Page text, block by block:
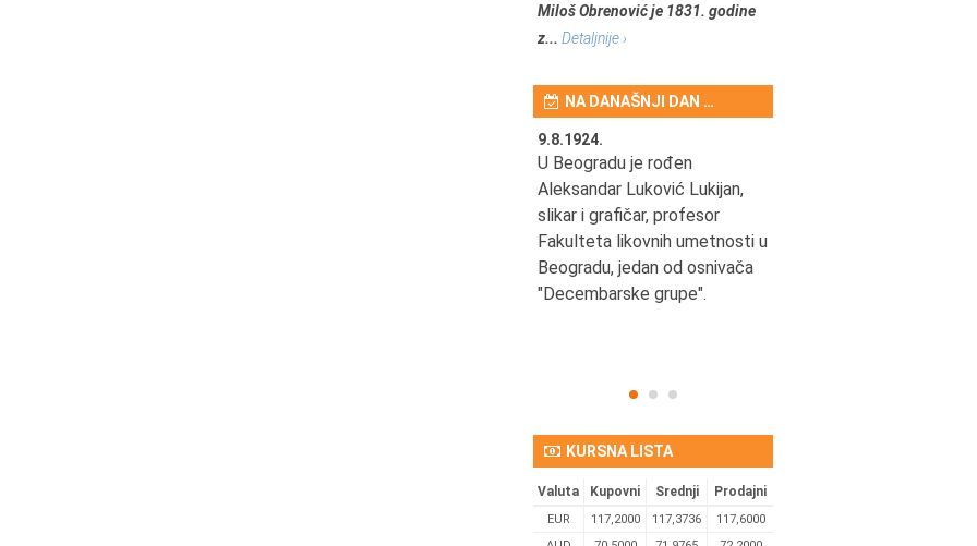
Miloš Obrenović je 1831. godine
z... Detaljnije ›
NA DANAŠNJI DAN …
9.8.1924.
U Beogradu je rođen
Aleksandar Luković Lukijan,
slikar i grafičar, profesor
Fakulteta likovnih umetnosti u
Beogradu, jedan od osnivača
"Decembarske grupe".
KURSNA LISTA
Valuta Kupovni Srednji Prodajni
EUR 117,2000 117,3736
117,6000